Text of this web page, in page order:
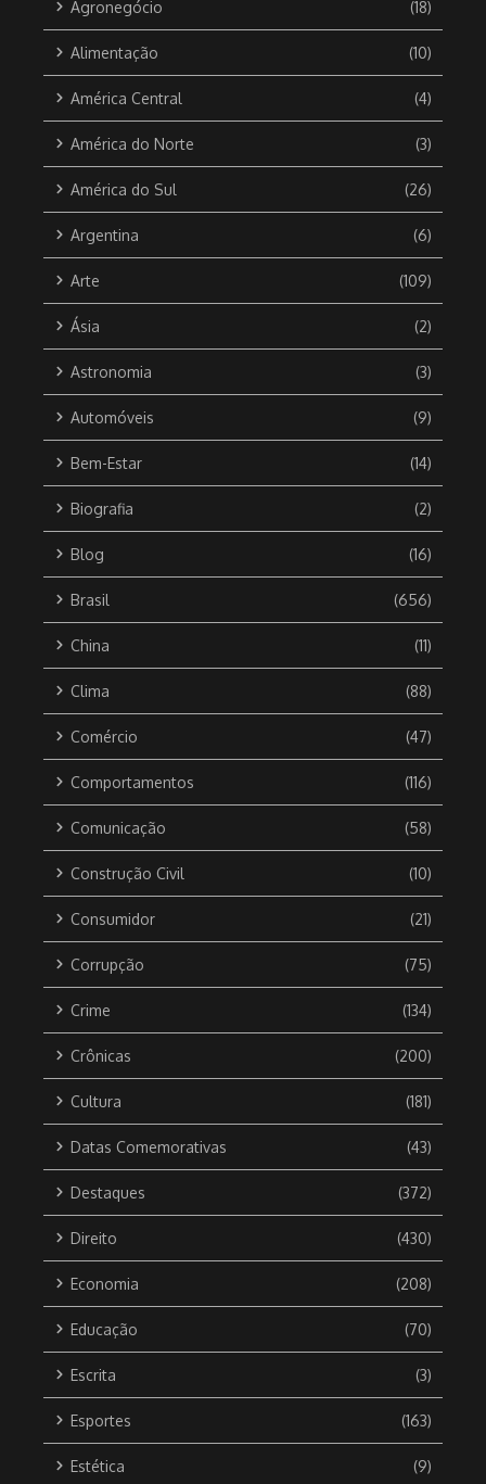
Agronegócio (18)
Alimentação (10)
América Central (4)
América do Norte (3)
América do Sul (26)
Argentina (6)
Arte (109)
Ásia (2)
Astronomia (3)
Automóveis (9)
Bem-Estar (14)
Biografia (2)
Blog (16)
Brasil (656)
China (11)
Clima (88)
Comércio (47)
Comportamentos (116)
Comunicação (58)
Construção Civil (10)
Consumidor (21)
Corrupção (75)
Crime (134)
Crônicas (200)
Cultura (181)
Datas Comemorativas (43)
Destaques (372)
Direito (430)
Economia (208)
Educação (70)
Escrita (3)
Esportes (163)
Estética (9)